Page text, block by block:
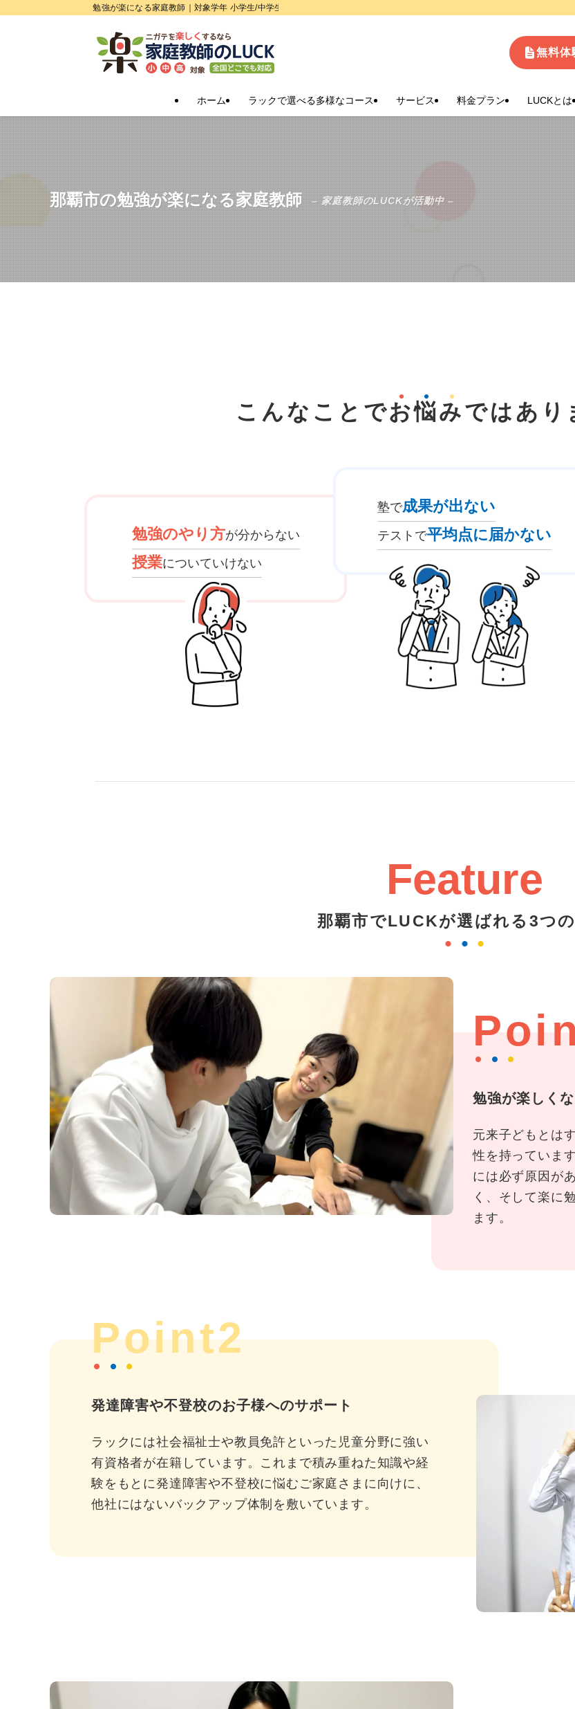
勉強が楽になる家庭教師｜対象学年 小学生/中学生/高校生
ホーム ラックで選べる多様なコース サービス 料金プラン LUCKとは
無料体
那覇市の勉強が楽になる家庭教師 – 家庭教師のLUCKが活動中 –
こんなことでお悩みでは あり
勉強のやり方が分からない
授業についていけない
塾で成果が出ない
テストで平均点に届かない
Feature
那覇市でLUCKが選ばれる3つ
勉強が楽しく
元来子どもとは
性を持っていま
には必ず原因が
く、そして楽に
ます。
Point2
発達障害や不登校のお子様へのサポート
ラックには社会福祉士や教員免許といった児童分野に強い
有資格者が在籍しています。これまで積み重ねた知識や経
験をもとに発達障害や不登校に悩むご家庭さまに向けに、
他社にはないバックアップ体制を敷いています。